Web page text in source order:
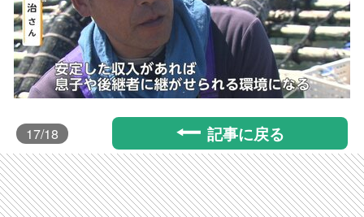
17/18 記事に戻る